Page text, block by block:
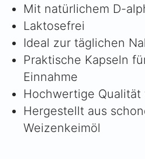
Mit natürlichem D-
Laktosefrei
Ideal zur täglichen
Praktische Kapseln
Einnahme
Hochwertige Qualität
Hergestellt aus
Weizenkeimöl